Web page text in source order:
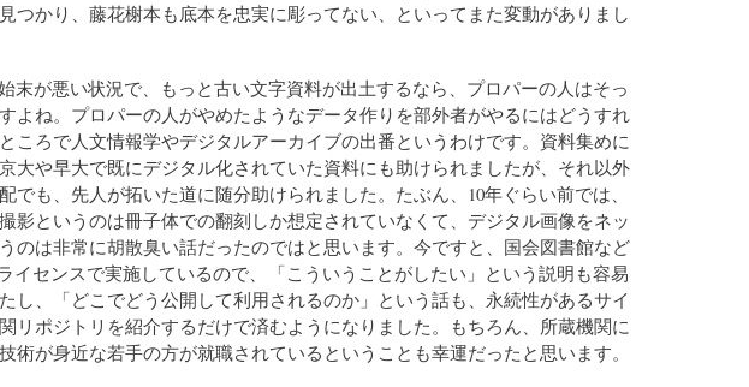
つかり、藤花榭本も底本を忠実に彫ってない、といってまた変動がありまし
末が悪い状況で、もっと古い文字資料が出土するなら、プロパーの人はそっ
よね。プロパーの人がやめたようなデータ作りを部外者がやるにはどうすれ
ころで人文情報学やデジタルアーカイブの出番というわけです。資料集めに
大や早大で既にデジタル化されていた資料にも助けられましたが、それ以外
でも、先人が拓いた道に随分助けられました。たぶん、10年ぐらい前では、
影というのは冊子体での翻刻しか想定されていなくて、デジタル画像をネッ
のは非常に胡散臭い話だったのではと思います。今ですと、国会図書館など
イセンスで実施しているので、「こういうことがしたい」という説明も容易
し、「どこでどう公開して利用されるのか」という話も、永続性があるサイ
リポジトリを紹介するだけで済むようになりました。もちろん、所蔵機関に
術が身近な若手の方が就職されているということも幸運だったと思います。